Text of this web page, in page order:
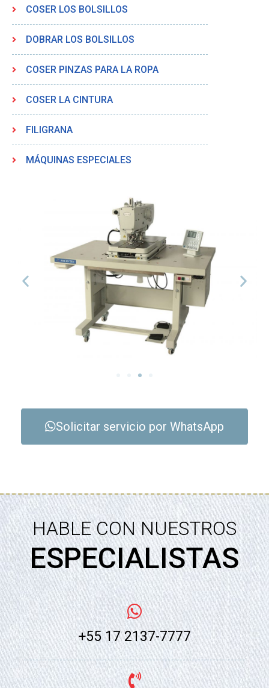
COSER LOS BOLSILLOS
DOBRAR LOS BOLSILLOS
COSER PINZAS PARA LA ROPA
COSER LA CINTURA
FILIGRANA
MÁQUINAS ESPECIALES
Solicitar servicio por WhatsApp
HABLE CON NUESTROS
ESPECIALISTAS
+55 17 2137-7777